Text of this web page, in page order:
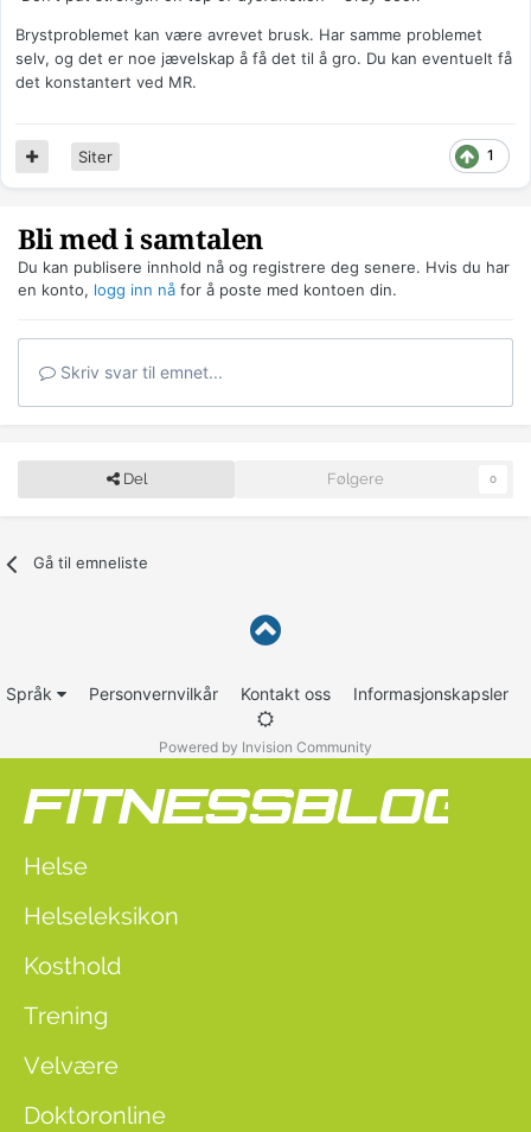
Brystproblemet kan være avrevet brusk. Har samme problemet
selv, og det er noe jævelskap å få det til å gro. Du kan eventuelt få
det konstantert ved MR.
1
Siter
Bli med i samtalen
Du kan publisere innhold nå og registrere deg senere. Hvis du har
en konto, logg inn nå for å poste med kontoen din.
Skriv svar til emnet...
Del Følgere 0
Gå til emneliste
Språk Personvernvilkår Kontakt oss Informasjonskapsler
Powered by Invision Community
Helse
Helseleksikon
Kosthold
Trening
Velvære
Doktoronline